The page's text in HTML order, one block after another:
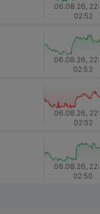
06.08.26,
02:52
06.08.26,
02:53
06.08.26,
02:52
06.08.26,
02:50